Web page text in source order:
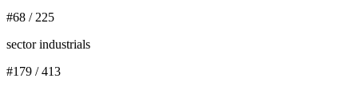
#68 / 225
sector industrials
#179 /413